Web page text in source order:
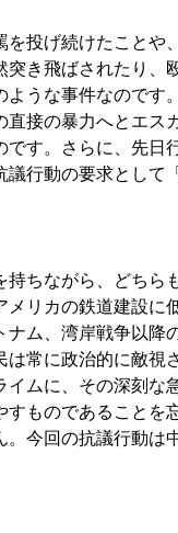
投げ続けたことや
き飛ばされたり、
うな事件なのです。
接の暴力へとエス
す。さらに、先日
動の要求として「
ちながら、どちら
リカの鉄道建設に
ム、湾岸戦争以降
常に政治的に敵視
ムに、その深刻な
ものであることを
今回の抗議行動は